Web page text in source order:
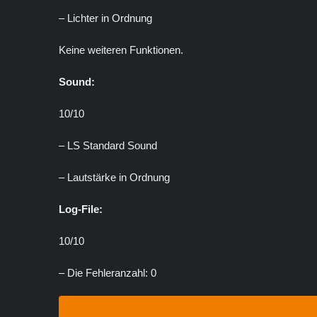
– Lichter in Ordnung
Keine weiteren Funktionen.
Sound:
10/10
– LS Standard Sound
– Lautstärke in Ordnung
Log-File:
10/10
– Die Fehleranzahl: 0